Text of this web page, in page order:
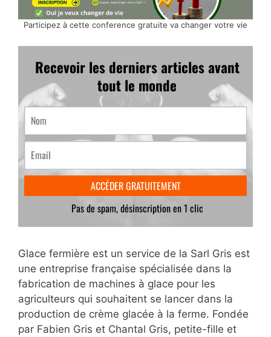
Participez à cette conference gratuite va changer votre vie
Glace fermière est un service de la Sarl Gris est
une entreprise française spécialisée dans la
fabrication de machines à glace pour les
agriculteurs qui souhaitent se lancer dans la
production de crème glacée à la ferme. Fondée
par Fabien Gris et Chantal Gris, petite-fille et